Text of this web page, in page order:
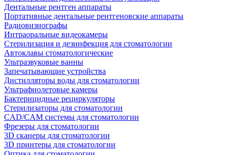
Дентальные рентген аппараты
Портативные дентальные рентгеновские аппараты
Радиовизиографы
Интраоральные видеокамеры
Стерилизация и дезинфекция для стоматологии
Автоклавы стоматологические
Ультразвуковые ванны
Запечатывающие устройства
Дистилляторы воды для стоматологии
Ультрафиолетовые камеры
Бактерицидные рециркуляторы
Стерилизаторы для стоматологии
CAD/CAM системы для стоматологии
Фрезеры для стоматологии
3D cканеры для стоматологии
3D принтеры для стоматологии